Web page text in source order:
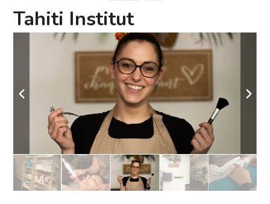
Tahiti Institut